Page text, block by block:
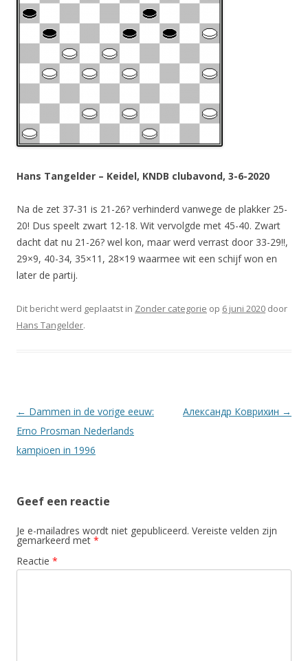
Hans Tangelder – Keidel, KNDB clubavond, 3-6-2020
Na de zet 37-31 is 21-26? verhinderd vanwege de plakker 25-
20! Dus speelt zwart 12-18. Wit vervolgde met 45-40. Zwart
dacht dat nu 21-26? wel kon, maar werd verrast door 33-29!!,
29×9, 40-34, 35×11, 28×19 waarmee wit een schijf won en
later de partij.
Dit bericht werd geplaatst in Zonder categorie op 6 juni 2020 door
Hans Tangelder.
Berichtnavigatie
← Dammen in de vorige eeuw:
Erno Prosman Nederlands
kampioen in 1996
Александр Коврихин →
Geef een reactie
Je e-mailadres wordt niet gepubliceerd. Vereiste velden zijn
gemarkeerd met *
Reactie *